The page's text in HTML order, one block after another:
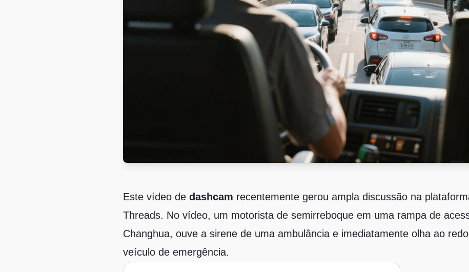
Este vídeo de dashcam recentemente gerou ampla discussão na
Threads. No vídeo, um motorista de semirreboque em uma rampa de
Changhua, ouve a sirene de uma ambulância e imediatamente olha ao
veículo de emergência.